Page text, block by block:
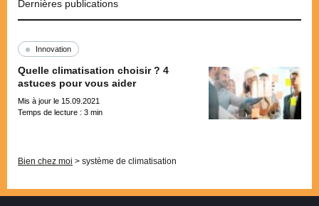
Dernières publications
Innovation
Quelle climatisation choisir ? 4
astuces pour vous aider
Mis à jour le 15.09.2021
Temps de lecture : 3 min
Bien chez moi > système de climatisation